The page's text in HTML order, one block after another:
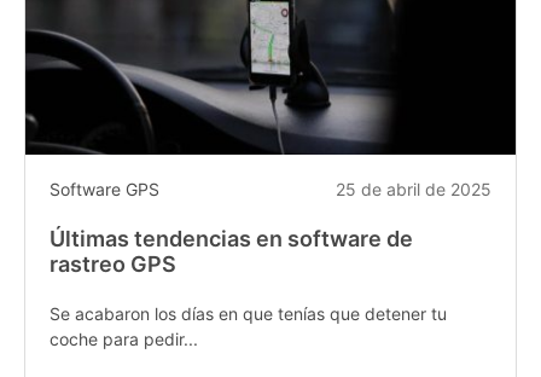
Software GPS 25 de abril de 2025
Últimas tendencias en software de
rastreo GPS
Se acabaron los días en que tenías que detener tu
coche para pedir...